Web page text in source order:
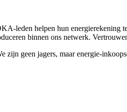
leden helpen hun
binnen ons netwerk.
zijn geen jagers, maar energie-